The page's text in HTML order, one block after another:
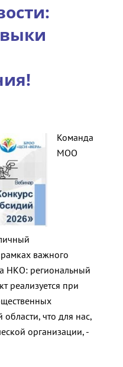
Команда
МОО
важного
НКО: региональный
реализуется при
что для нас,
организации, -